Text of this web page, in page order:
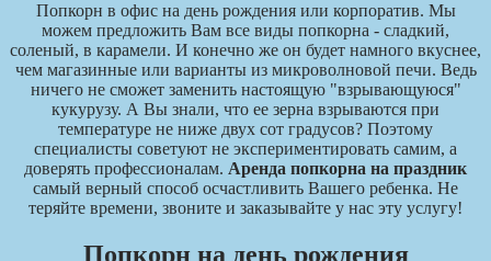
Попкорн в офис на день рождения или корпоратив. Мы
можем предложить Вам все виды попкорна - сладкий,
соленый, в карамели. И конечно же он будет намного вкуснее,
чем магазинные или варианты из микроволновой печи. Ведь
ничего не сможет заменить настоящую "взрывающуюся"
кукурузу. А Вы знали, что ее зерна взрываются при
температуре не ниже двух сот градусов? Поэтому
специалисты советуют не экспериментировать самим, а
доверять профессионалам. Аренда попкорна на праздник
самый верный способ осчастливить Вашего ребенка. Не
теряйте времени, звоните и заказывайте у нас эту услугу!
Попкорн на день рождения